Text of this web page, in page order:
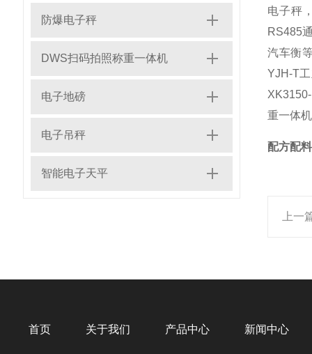
防爆电子秤
DWS扫码拍照称重一体机
电子地磅
电子吊秤
智能电子天平
电子秤
RS485
汽车衡
YJH-T
重一体
配方配
上一
首页 关于我们 产品中心 新闻中心